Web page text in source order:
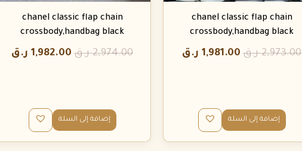
chanel classic flap chain
crossbody,handbag black
2,973.00 ر.ق 1,981.00 ر.ق
إضافة إلى السلة
chanel classic flap chain
crossbody,handbag black
2,974.00 ر.ق 1,982.00 ر.ق
إضافة إلى السلة